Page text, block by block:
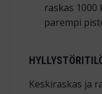
raskas 1000
parempi
Keskiraskas ja